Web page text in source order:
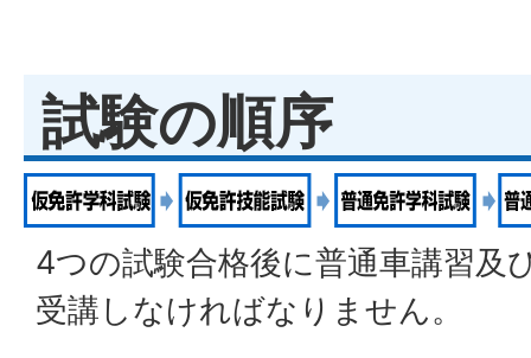
試験の順序
4つの試験合格後に普通車講習及
受講しなければなりません。